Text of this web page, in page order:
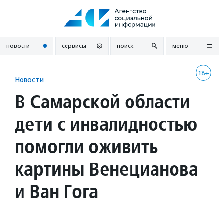
новости сервисы поиск меню
18+
Новости
В Самарской области
дети с инвалидностью
помогли оживить
картины Венецианова
и Ван Гога